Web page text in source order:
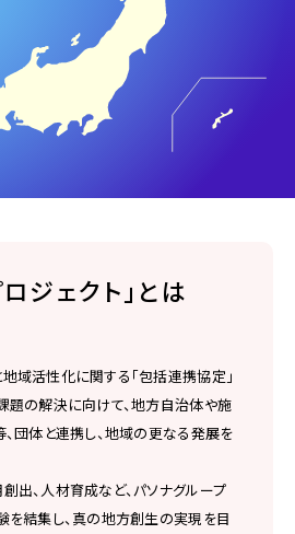
ジェクト」とは
域活性化に関する「包括連携協定」
題の解決に向けて、地方自治体や施
団体と連携し、地域の更なる発展を
出、人材育成など、パソナグループ
を結集し、真の地方創生の実現を目